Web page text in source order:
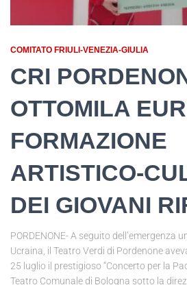
COMITATO FRIULI-VENEZIA-GIULIA
CRI
OTTOMILA
FORMAZIONE
ARTISTICO-
DEI GIOVANI
PORDENONE- A seguito dell’emergenza
Ucraina, il Teatro Verdi di Pordenone
25 luglio il prestigioso “Concerto per la
Teatro Comunale di Bologna sotto la